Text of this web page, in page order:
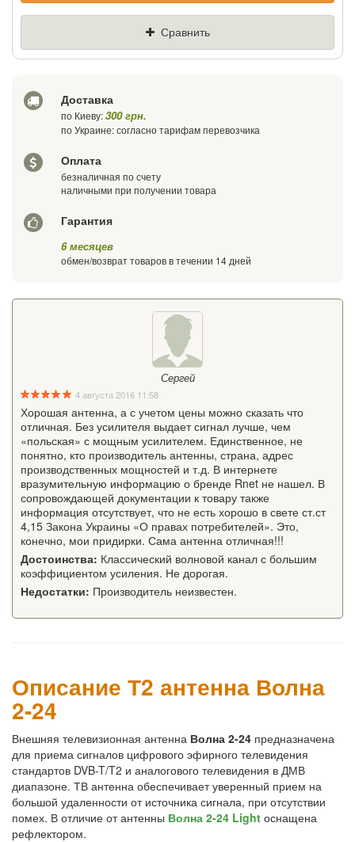
Если Вы найдете товар дешевле - мы
снизим цену и подарим % от разницы
Цена
Ваш телефон
Где нашли (Url ссылка)
Сравнить
Доставка
по Киеву:300 грн.
по Украине: согласно тарифам перевозчика
Оплата
безналичная по счету
наличными при получении товара
Гарантия
6 месяцев
обмен/возврат товаров в течении 14 дней
Сергей
4 августа 2016 11:58
Хорошая антенна, а с учетом цены можно сказать что
отличная. Без усилителя выдает сигнал лучше, чем
«польская» с мощным усилителем. Единственное, не
понятно, кто производитель антенны, страна, адрес
производственных мощностей и т.д. В интернете
вразумительную информацию о бренде Rnet не нашел. В
сопровождающей документации к товару также
информация отсутствует, что не есть хорошо в свете ст.ст
4,15 Закона Украины «О правах потребителей». Это,
конечно, мои придирки. Сама антенна отличная!!!
Достоинства: Классический волновой канал с большим
коэффициентом усиления. Не дорогая.
Недостатки: Производитель неизвестен.
Описание Т2 антенна Волна
2-24
Внешняя телевизионная антенна Волна 2-24 предназначена
для приема сигналов цифрового эфирного телевидения
стандартов DVB-T/T2 и аналогового телевидения в ДМВ
диапазоне. ТВ антенна обеспечивает уверенный прием на
большой удаленности от источника сигнала, при отсутствии
помех. В отличие от антенны Волна 2-24 Light оснащена
рефлектором.